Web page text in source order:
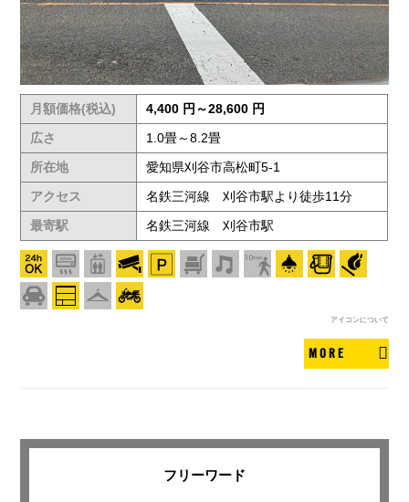
月額価格(税込)
4,400 円～28,600 円
広さ
1.0畳～8.2畳
所在地
愛知県刈谷市高松町5-1
アクセス
名鉄三河線 刈谷市駅より徒歩11分
最寄駅
名鉄三河線 刈谷市駅
アイコンについて
MORE
フリーワード